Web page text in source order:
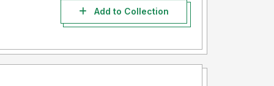
Add to Collection